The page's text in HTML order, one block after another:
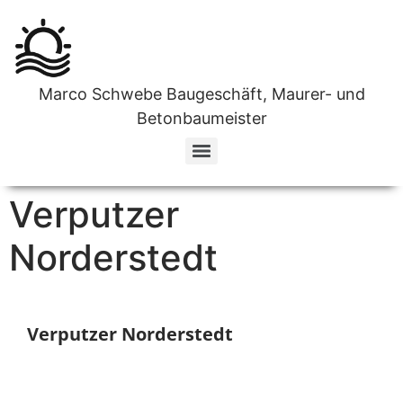
Marco Schwebe Baugeschäft, Maurer- und
Betonbaumeister
Verputzer
Norderstedt
Verputzer Norderstedt